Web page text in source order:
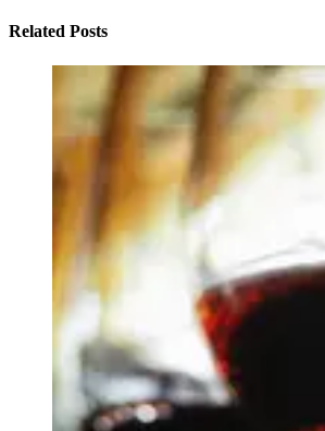
Related Posts